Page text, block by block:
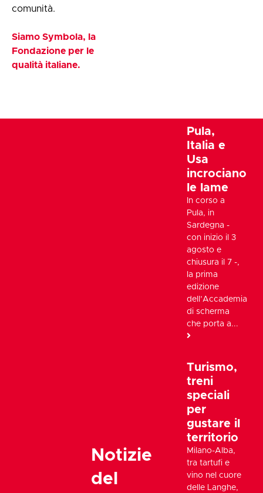
comunità.
Siamo Symbola, la
Fondazione per le
qualità italiane.
Notizie
del
Pula,
Italia e
Usa
incrociano
le lame
In corso a
Pula, in
Sardegna -
con inizio il 3
agosto e
chiusura il 7 -,
la prima
edizione
dell’Accademia
di scherma
che porta a...
Turismo,
treni
speciali
per
gustare il
territorio
Milano-Alba,
tra tartufi e
vino nel cuore
delle Langhe,